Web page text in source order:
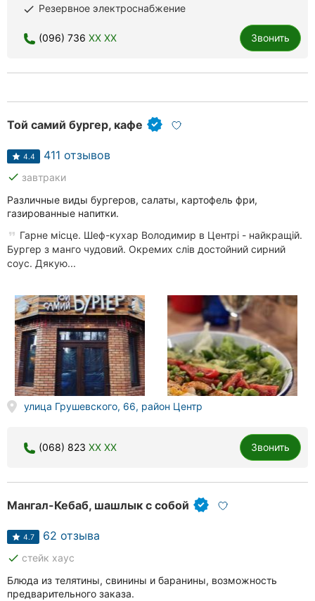
done Резервное электроснабжение
(096) 736 XX XX Звонить
Той самий бургер, кафе
4.4 411 отзывов
done завтраки
Различные виды бургеров, салаты, картофель фри,
газированные напитки.
Гарне місце. Шеф-кухар Володимир в Центрі - найкращій.
Бургер з манго чудовий. Окремих слів достойний сирний
соус. Дякую...
улица Грушевского, 66, район Центр
(068) 823 XX XX Звонить
Мангал-Кебаб, шашлык с собой
4.7 62 отзыва
done стейк хаус
Блюда из телятины, свинины и баранины, возможность
предварительного заказа.